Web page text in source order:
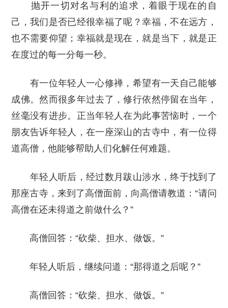
抛开一切对名与利的追求，着眼于现在的自
己，我们是否已经很幸福了呢？幸福，不在远方，
也不需要仰望；幸福就是现在，就是当下，就是正
在度过的每一分每一秒。
有一位年轻人一心修禅，希望有一天自己能够
成佛。然而很多年过去了，修行依然停留在当年，
丝毫没有进步。正当年轻人在为此事苦恼时，一个
朋友告诉年轻人，在一座深山的古寺中，有一位得
道高僧，他能够帮助人们化解任何难题。
年轻人听后，经过数月跋山涉水，终于找到了
那座古寺，来到了高僧面前，向高僧请教道：“请问
高僧在还未得道之前做什么？”
高僧回答：“砍柴、担水、做饭。”
年轻人听后，继续问道：“那得道之后呢？”
高僧回答：“砍柴、担水、做饭。”